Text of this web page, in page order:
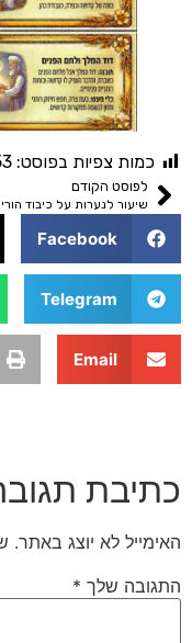
צפיות בפוסט: 253
הקודם
לנערות על כיבוד הורים
Facebook
Telegram
Email
תגובה
לא יוצג באתר. שדות
שלך*